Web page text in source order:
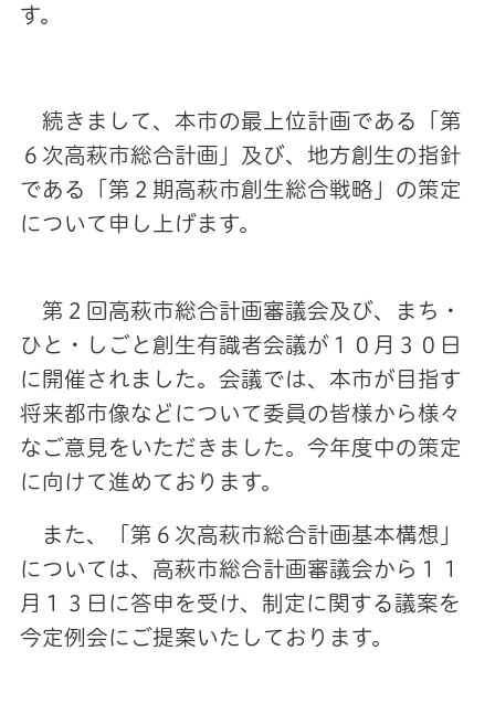
す。
続きまして、本市の最上位計画である「第
６次高萩市総合計画」及び、地方創生の指針
である「第２期高萩市創生総合戦略」の策定
について申し上げます。
第２回高萩市総合計画審議会及び、まち・
ひと・しごと創生有識者会議が１０月３０日
に開催されました。会議では、本市が目指す
将来都市像などについて委員の皆様から様々
なご意見をいただきました。今年度中の策定
に向けて進めております。
また、「第６次高萩市総合計画基本構想」
については、高萩市総合計画審議会から１１
月１３日に答申を受け、制定に関する議案を
今定例会にご提案いたしております。